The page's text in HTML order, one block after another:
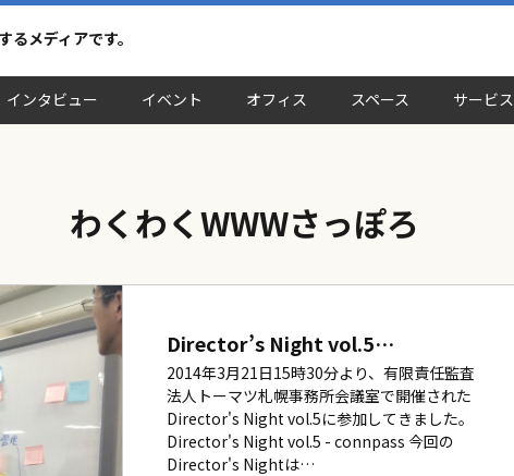
メディアです。
インタビュー イベント オフィス スペース サービス
わくわくWWWさっぽろ
Director’s Night vol.5…
2014年3月21日15時30分より、有限責任監査
法人トーマツ札幌事務所会議室で開催された
Director's Night vol.5に参加してきました。
Director's Night vol.5 - connpass 今回の
Director's Nightは…